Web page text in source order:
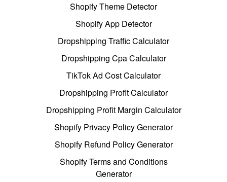
Shopify Theme Detector
Shopify App Detector
Dropshipping Traffic Calculator
Dropshipping Cpa Calculator
TikTok Ad Cost Calculator
Dropshipping Profit Calculator
Dropshipping Profit Margin Calculator
Shopify Privacy Policy Generator
Shopify Refund Policy Generator
Shopify Terms and Conditions
Generator